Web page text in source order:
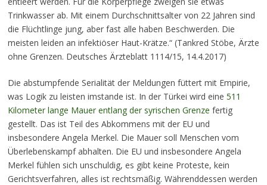
Trinkwasser ab. Mit einem Durchschnittsalter von 22 Jahren sind
die Flüchtlinge jung, aber fast alle haben Beschwerden. Die
meisten leiden an infektiöser Haut-Krätze.“ (Tankred Stöbe, Ärzte
ohne Grenzen. Deutsches Ärzteblatt 1114/15, 14.4.2017)
Die abstumpfende Serialität der Meldungen füttert mit Empirie,
was Logik zu leisten imstande ist. In der Türkei wird eine 511
Kilometer lange Mauer entlang der syrischen Grenze fertig
gestellt. Das ist Teil des Abkommens mit der EU und
insbesondere Angela Merkel. Die Mauer soll Menschen vom
Überlebenskampf abhalten. Die EU und insbesondere Angela
Merkel fühlen sich unschuldig, es gibt keine Proteste, kein
Gerichtsverfahren, alles ist rechtsmäßig. Währenddessen werden